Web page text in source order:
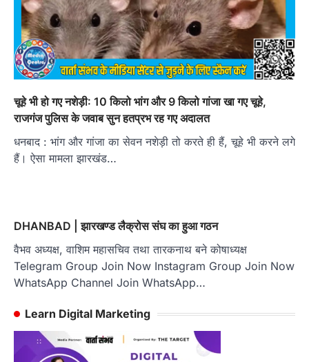
चूहे भी हो गए नशेड़ी: 10 किलो भांग और 9 किलो गांजा खा गए चूहे,
राजगंज पुलिस के जवाब सुन हतप्रभ रह गए अदालत
धनबाद : भांग और गांजा का सेवन नशेड़ी तो करते ही हैं, चूहे भी करने लगे
हैं। ऐसा मामला झारखंड…
DHANBAD | झारखण्ड लैक्रोस संघ का हुआ गठन
वैभव अध्यक्ष, वाशिम महासचिव तथा तारकनाथ बने कोषाध्यक्ष
Telegram Group Join Now Instagram Group Join Now
WhatsApp Channel Join WhatsApp…
Learn Digital Marketing